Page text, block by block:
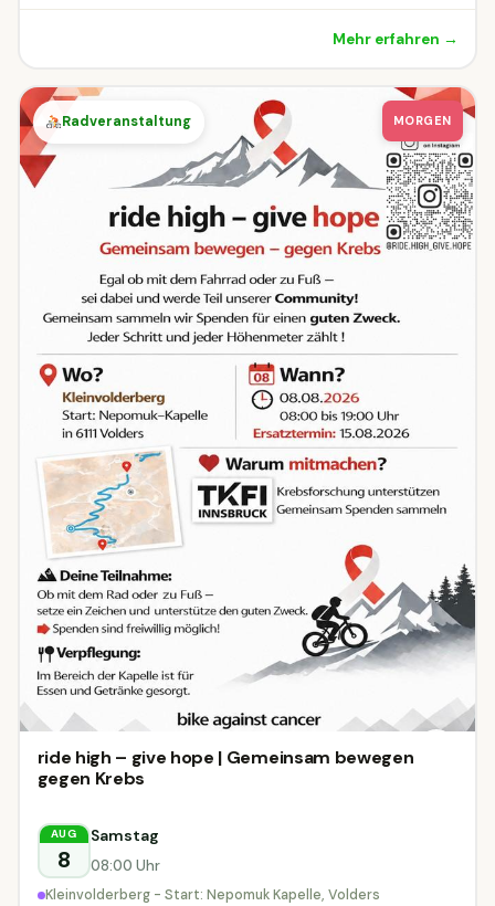
Mehr erfahren →
Radveranstaltung MORGEN
ride high – give hope | Gemeinsam bewegen
gegen Krebs
AUG
8
Samstag
08:00 Uhr
Kleinvolderberg - Start: Nepomuk Kapelle, Volders